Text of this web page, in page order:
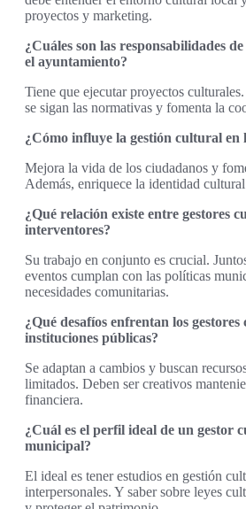
proyectos y marketing.
¿Cuáles son las responsabilidades
el ayuntamiento?
Tiene que ejecutar proyectos
se sigan las normativas y fomenta la
¿Cómo influye la gestión cultural en
Mejora la vida de los ciudadanos y
Además, enriquece la identidad
¿Qué relación existe entre gestores
interventores?
Su trabajo en conjunto es crucial.
eventos cumplan con las políticas
necesidades comunitarias.
¿Qué desafíos enfrentan los gestores
instituciones públicas?
Se adaptan a cambios y buscan
limitados. Deben ser creativos
financiera.
¿Cuál es el perfil ideal de un gestor
municipal?
El ideal es tener estudios en gestión
interpersonales. Y saber sobre leyes